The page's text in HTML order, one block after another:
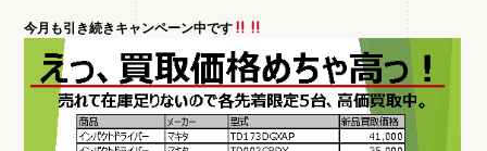
今月も引き続きキャンペーン中です